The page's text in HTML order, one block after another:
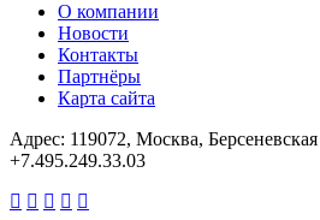
О компании
Новости
Контакты
Партнёры
Карта сайта
Адрес: 119072, Москва,
+7.495.249.33.03